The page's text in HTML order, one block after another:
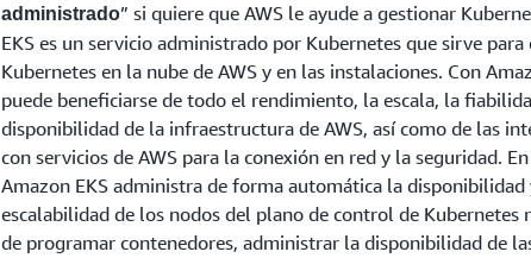
Seleccionar
administrado” si quiere que AWS le ayude a gestionar
EKS es un servicio administrado por Kubernetes que sirve para
Kubernetes en la nube de AWS y en las instalaciones. Con
puede beneficiarse de todo el rendimiento, la escala, la
disponibilidad de la infraestructura de AWS, así como de las
con servicios de AWS para la conexión en red y la seguridad.
Amazon EKS administra de forma automática la disponibilidad
escalabilidad de los nodos del plano de control de Kubernetes
de programar contenedores, administrar la disponibilidad de